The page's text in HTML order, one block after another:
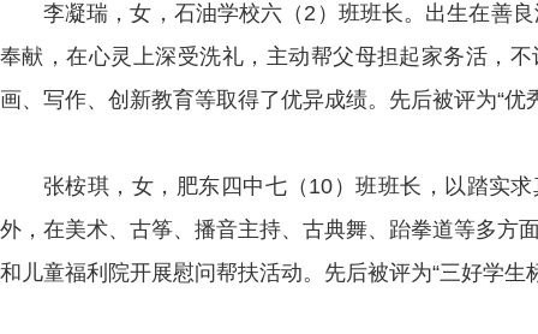
李凝瑞，女，石油学校六（2）班班长。出生在善
奉献，在心灵上深受洗礼，主动帮父母担起家务活，
画、写作、创新教育等取得了优异成绩。先后被评为“优
张桉琪，女，肥东四中七（10）班班长，以踏实
外，在美术、古筝、播音主持、古典舞、跆拳道等多方
和儿童福利院开展慰问帮扶活动。先后被评为“三好学